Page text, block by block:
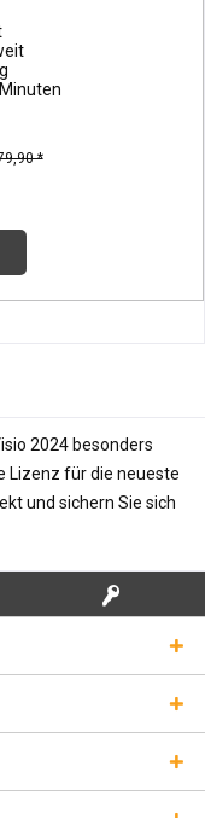
*
2024 besonders
Lizenz für die neueste
und sichern Sie sich
LICENTIESLEUTELS